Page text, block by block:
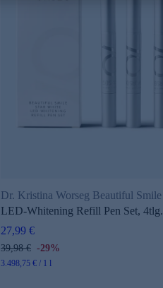
Dr. Kristina Worseg Beautiful Smile
LED-Whitening Refill Pen Set, 4tlg.
27,99 €
39,98 € -29%
3.498,75 € / 1 l